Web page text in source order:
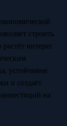
строить
интерес
устойчивое
и создаёт
на